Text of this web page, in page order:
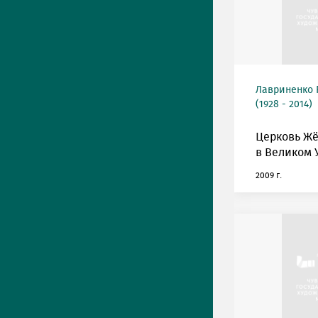
Лавриненко
(1928 - 2014)
Церковь
в Великом
2009 г.